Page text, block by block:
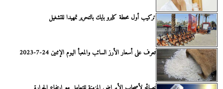
تركيب أول محطة كايرو بايك بالتحرير تمهيدا للتشغيل
تعرف على أسعار الأرز السائب والمعبأ اليوم الإثنين 24-7-2023